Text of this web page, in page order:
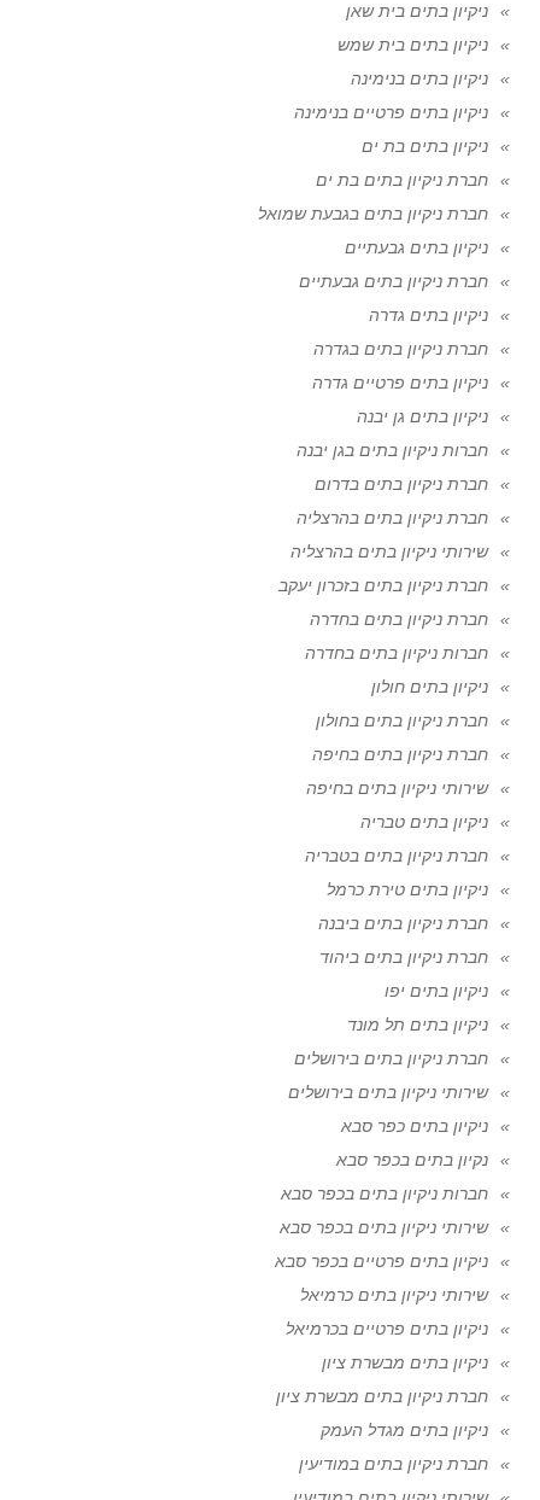
ניקיון בתים בית שאן
ניקיון בתים בית שמש
ניקיון בתים בנימינה
ניקיון בתים פרטיים בנימינה
ניקיון בתים בת ים
חברת ניקיון בתים בת ים
חברת ניקיון בתים בגבעת שמואל
ניקיון בתים גבעתיים
חברת ניקיון בתים גבעתיים
ניקיון בתים גדרה
חברת ניקיון בתים בגדרה
ניקיון בתים פרטיים גדרה
ניקיון בתים גן יבנה
חברות ניקיון בתים בגן יבנה
חברת ניקיון בתים בדרום
חברת ניקיון בתים בהרצליה
שירותי ניקיון בתים בהרצליה
חברת ניקיון בתים בזכרון יעקב
חברת ניקיון בתים בחדרה
חברות ניקיון בתים בחדרה
ניקיון בתים חולון
חברת ניקיון בתים בחולון
חברת ניקיון בתים בחיפה
שירותי ניקיון בתים בחיפה
ניקיון בתים טבריה
חברת ניקיון בתים בטבריה
ניקיון בתים טירת כרמל
חברת ניקיון בתים ביבנה
חברת ניקיון בתים ביהוד
ניקיון בתים יפו
ניקיון בתים תל מונד
חברת ניקיון בתים בירושלים
שירותי ניקיון בתים בירושלים
ניקיון בתים כפר סבא
נקיון בתים בכפר סבא
חברות ניקיון בתים בכפר סבא
שירותי ניקיון בתים בכפר סבא
ניקיון בתים פרטיים בכפר סבא
שירותי ניקיון בתים כרמיאל
ניקיון בתים פרטיים בכרמיאל
ניקיון בתים מבשרת ציון
חברת ניקיון בתים מבשרת ציון
ניקיון בתים מגדל העמק
חברת ניקיון בתים במודיעין